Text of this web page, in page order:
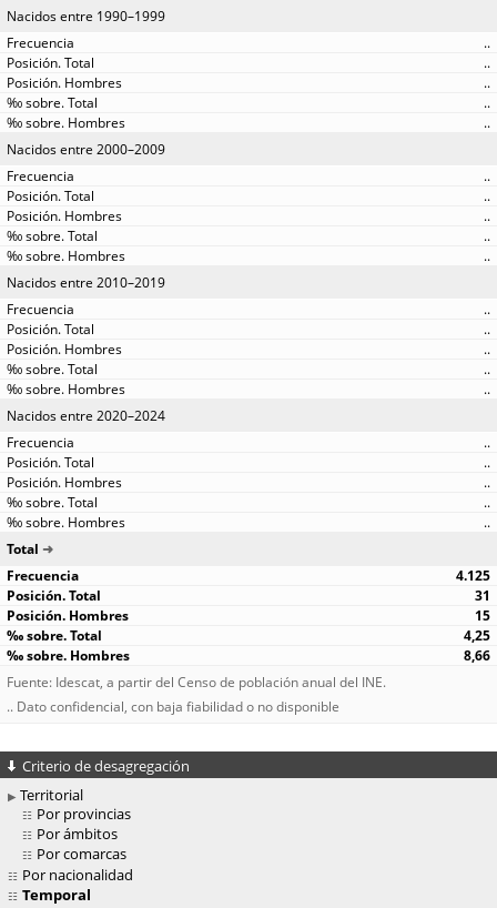
Nacidos entre 1990–1999
..
..
..
..
..
Nacidos entre 2000–2009
..
..
..
..
..
Nacidos entre 2010–2019
..
..
..
..
..
Nacidos entre 2020–2024
..
..
..
..
..
Total
4.125
31
15
4,25
8,66
Fuente: Idescat, a partir del Censo de población anual del INE.
.. Dato confidencial, con baja fiabilidad o no disponible
Criterio de desagregación
Territorial
Por provincias
Por ámbitos
Por comarcas
Por nacionalidad
Temporal